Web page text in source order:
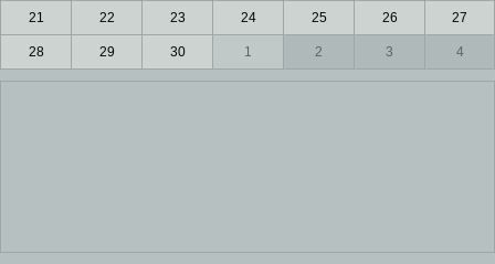
21 22 23 24 25 26 27
28 29 30 1 2 3 4